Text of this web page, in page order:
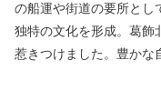
の船運や街道の要所とし
独特の文化を形成。葛飾
惹きつけました。豊かな